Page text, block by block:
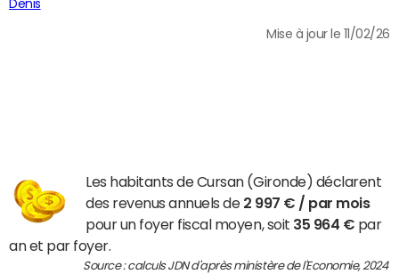
Denis
Mise à jour le 11/02/26
Les habitants de Cursan (Gironde) déclarent
des revenus annuels de 2 997 € / par mois
pour un foyer fiscal moyen, soit 35 964 € par
an et par foyer.
Source : calculs JDN d'après ministère de l'Economie, 2024